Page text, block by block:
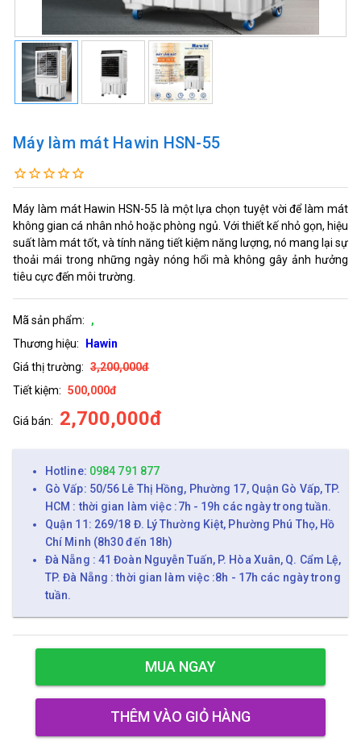
Máy làm mát Hawin HSN-55
Máy làm mát Hawin HSN-55 là một lựa chọn tuyệt vời để làm mát
không gian cá nhân nhỏ hoặc phòng ngủ. Với thiết kế nhỏ gọn, hiệu
suất làm mát tốt, và tính năng tiết kiệm năng lượng, nó mang lại sự
thoải mái trong những ngày nóng hổi mà không gây ảnh hưởng
tiêu cực đến môi trường.
Mã sản phẩm:
,
Thương hiệu:
Hawin
Giá thị trường: 3,200,000đ
Tiết kiệm: 500,000đ
Giá bán: 2,700,000đ
Hotline: 0984 791 877
Gò Vấp: 50/56 Lê Thị Hồng, Phường 17, Quận Gò Vấp, TP.
HCM : thời gian làm việc :7h - 19h các ngày trong tuần.
Quận 11: 269/18 Đ. Lý Thường Kiệt, Phường Phú Thọ, Hồ
Chí Minh (8h30 đến 18h)
Đà Nẵng : 41 Đoàn Nguyễn Tuấn, P. Hòa Xuân, Q. Cẩm Lệ,
TP. Đà Nẵng : thời gian làm việc :8h - 17h các ngày trong
tuần.
MUA NGAY
THÊM VÀO GIỎ HÀNG